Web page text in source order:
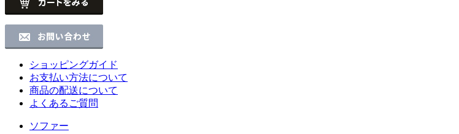
ショッピングガイド
お支払い方法について
商品の配送について
よくあるご質問
ソファー